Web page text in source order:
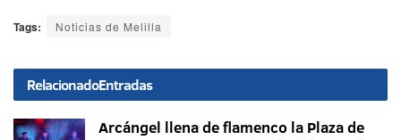
Tags: Noticias de Melilla
RelacionadoEntradas
Arcángel llena de flamenco la Plaza de